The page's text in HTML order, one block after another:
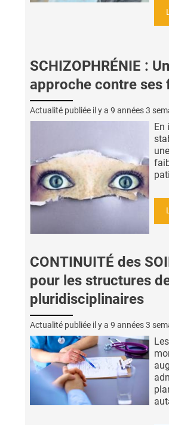
SCHIZOPHRÉNIE :
approche contre ses
Actualité publiée il y a 9 années 3
En
CONTINUITÉ des
pour les structures
pluridisciplinaires
Actualité publiée il y a 9 années 3